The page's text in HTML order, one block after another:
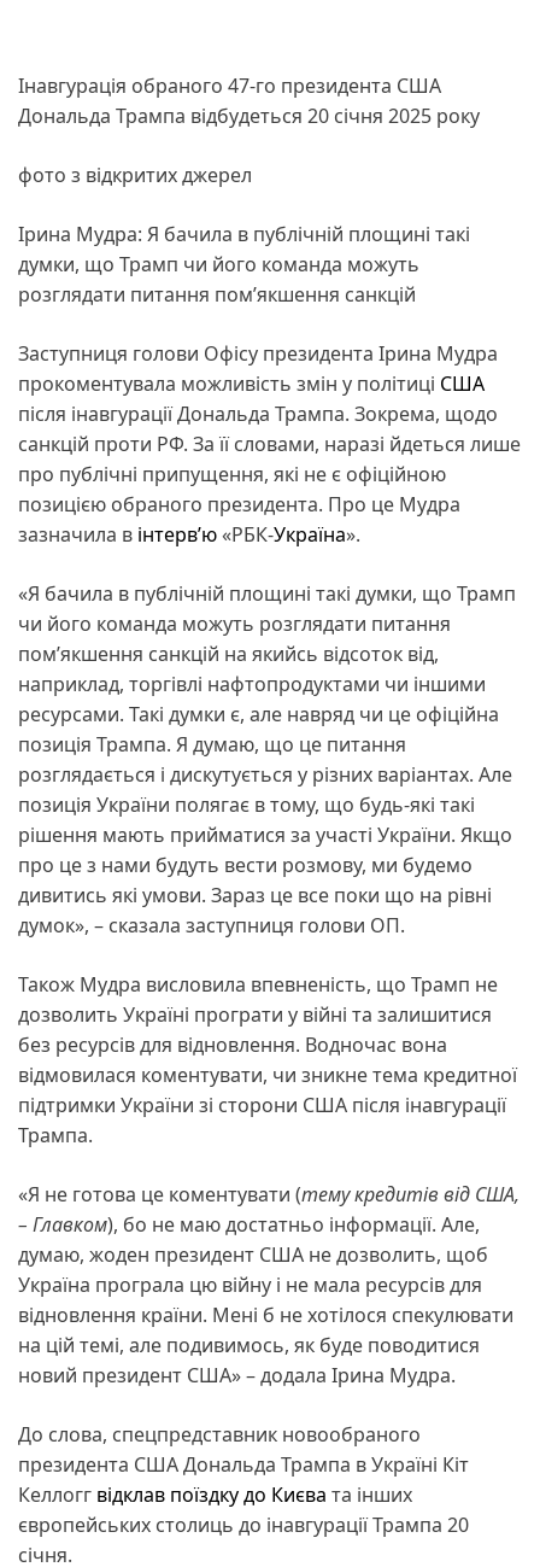
Інавгурація обраного 47-го президента США
Дональда Трампа відбудеться 20 січня 2025 року
фото з відкритих джерел
Ірина Мудра: Я бачила в публічній площині такі
думки, що Трамп чи його команда можуть
розглядати питання пом’якшення санкцій
Заступниця голови Офісу президента Ірина Мудра
прокоментувала можливість змін у політиці США
після інавгурації Дональда Трампа. Зокрема, щодо
санкцій проти РФ. За її словами, наразі йдеться лише
про публічні припущення, які не є офіційною
позицією обраного президента. Про це Мудра
зазначила в інтерв’ю«РБК-Україна».
«Я бачила в публічній площині такі думки, що Трамп
чи його команда можуть розглядати питання
пом’якшення санкцій на якийсь відсоток від,
наприклад, торгівлі нафтопродуктами чи іншими
ресурсами. Такі думки є, але навряд чи це офіційна
позиція Трампа. Я думаю, що це питання
розглядається і дискутується у різних варіантах. Але
позиція України полягає в тому, що будь-які такі
рішення мають прийматися за участі України. Якщо
про це з нами будуть вести розмову, ми будемо
дивитись які умови. Зараз це все поки що на рівні
думок», – сказала заступниця голови ОП.
Також Мудра висловила впевненість, що Трамп не
дозволить Україні програти у війні та залишитися
без ресурсів для відновлення. Водночас вона
відмовилася коментувати, чи зникне тема кредитної
підтримки України зі сторони США після інавгурації
Трампа.
«Я не готова це коментувати (тему кредитів від США,
– Главком), бо не маю достатньо інформації. Але,
думаю, жоден президент США не дозволить, щоб
Україна програла цю війну і не мала ресурсів для
відновлення країни. Мені б не хотілося спекулювати
на цій темі, але подивимось, як буде поводитися
новий президент США» – додала Ірина Мудра.
До слова, спецпредставник новообраного
президента США Дональда Трампа в Україні Кіт
Келлогг відклав поїздку до Києва та інших
європейських столиць до інавгурації Трампа 20
січня.